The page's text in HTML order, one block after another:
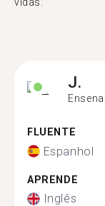
J.
FLUENTE
Espanhol
APRENDE
Inglês